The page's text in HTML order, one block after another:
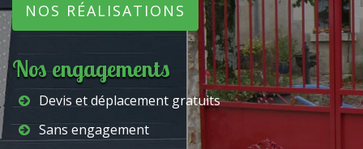
NOS RÉALISATIONS
Nos engagements
Devis et déplacement gratuits
Sans engagement